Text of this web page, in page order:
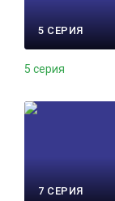
5 СЕРИЯ
5 серия
7 СЕРИЯ